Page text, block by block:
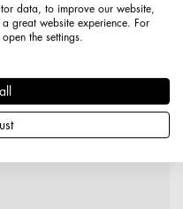
data, to improve our website,
great website experience. For
the settings.